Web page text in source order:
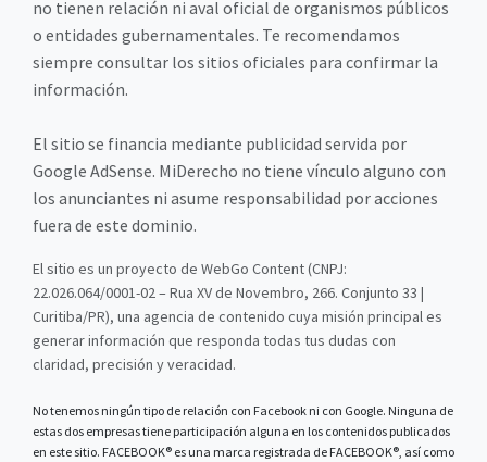
no tienen relación ni aval oficial de organismos públicos
o entidades gubernamentales. Te recomendamos
siempre consultar los sitios oficiales para confirmar la
información.
El sitio se financia mediante publicidad servida por
Google AdSense. MiDerecho no tiene vínculo alguno con
los anunciantes ni asume responsabilidad por acciones
fuera de este dominio.
El sitio es un proyecto de WebGo Content (CNPJ:
22.026.064/0001-02 – Rua XV de Novembro, 266. Conjunto 33 |
Curitiba/PR), una agencia de contenido cuya misión principal es
generar información que responda todas tus dudas con
claridad, precisión y veracidad.
No tenemos ningún tipo de relación con Facebook ni con Google. Ninguna de
estas dos empresas tiene participación alguna en los contenidos publicados
en este sitio. FACEBOOK® es una marca registrada de FACEBOOK®, así como